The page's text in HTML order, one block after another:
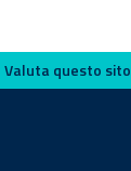
Valuta questo sito